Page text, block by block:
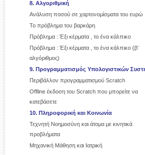
8. Αλγοριθμική
Ανάλυση ποσού σε χαρτονομίσματα του ευρώ
Το πρόβλημα του βαρκάρη
Πρόβλημα : Έξι κέρματα , το ένα κάλπικο
Πρόβλημα : Έξι κέρματα , το ένα κάλπικο (β’
αλγόριθμος)
9. Προγραμματισμός Υπολογιστικών
Περιβάλλον προγραμματισμού Scratch
Offline έκδοση του Scratch που μπορείτε να
κατεβάσετε
10. Πληροφορική και Κοινωνία
Τεχνητή Nοημοσύνη και άτομα με κινητικά
προβλήματα
Μηχανική Μάθηση και Ιατρική